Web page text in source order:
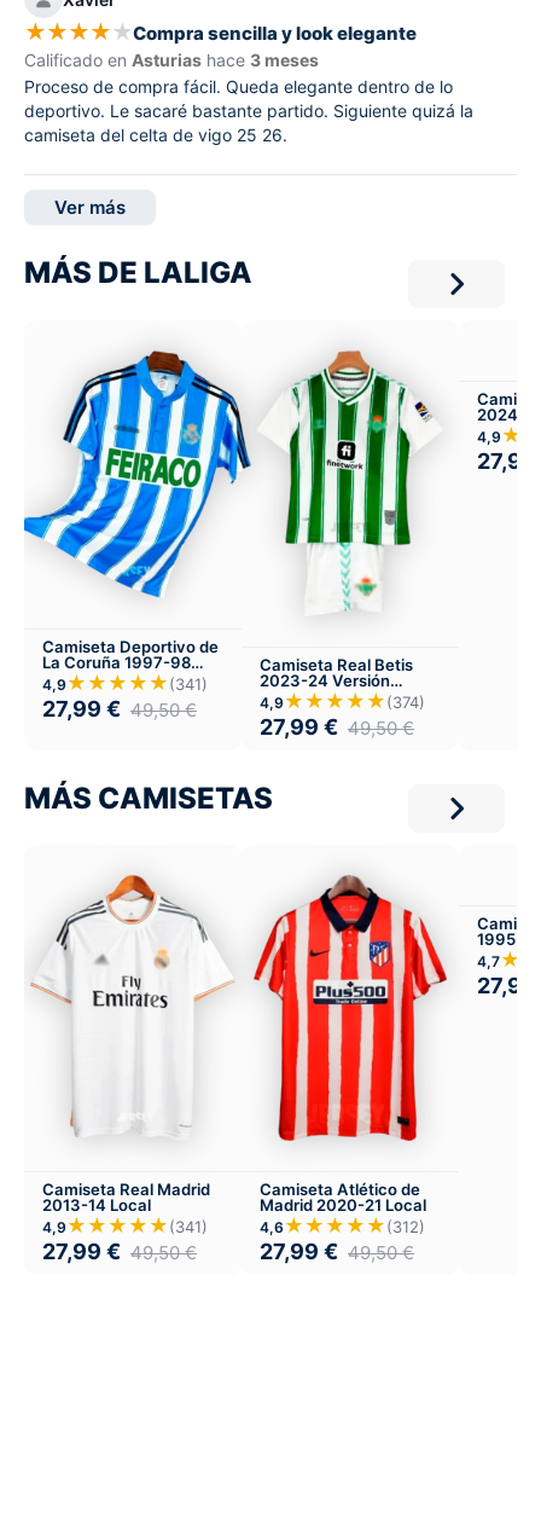
★★★★★Compra sencilla y look elegante
Calificado en Asturias hace 3 meses
Proceso de compra fácil. Queda elegante dentro de lo
deportivo. Le sacaré bastante partido. Siguiente quizá la
camiseta del celta de vigo 25 26.
Ver más
MÁS DE LALIGA
Camiseta Deportivo de
La Coruña 1997-98
Local
4,9 ★★★★★(341)
27,99 € 49,50€
Camiseta Real Betis
2023-24 Versión
Infantil Local
4,9 ★★★★★(374)
27,99 € 49,50€
2024-
4,9
27,99
MÁS CAMISETAS
Camiseta Real Madrid
2013-14 Local
4,9 ★★★★★(341)
27,99 € 49,50€
Camiseta Atlético de
Madrid 2020-21 Local
4,6 ★★★★★(312)
27,99 € 49,50€
1995-
Infantil
4,7
27,99